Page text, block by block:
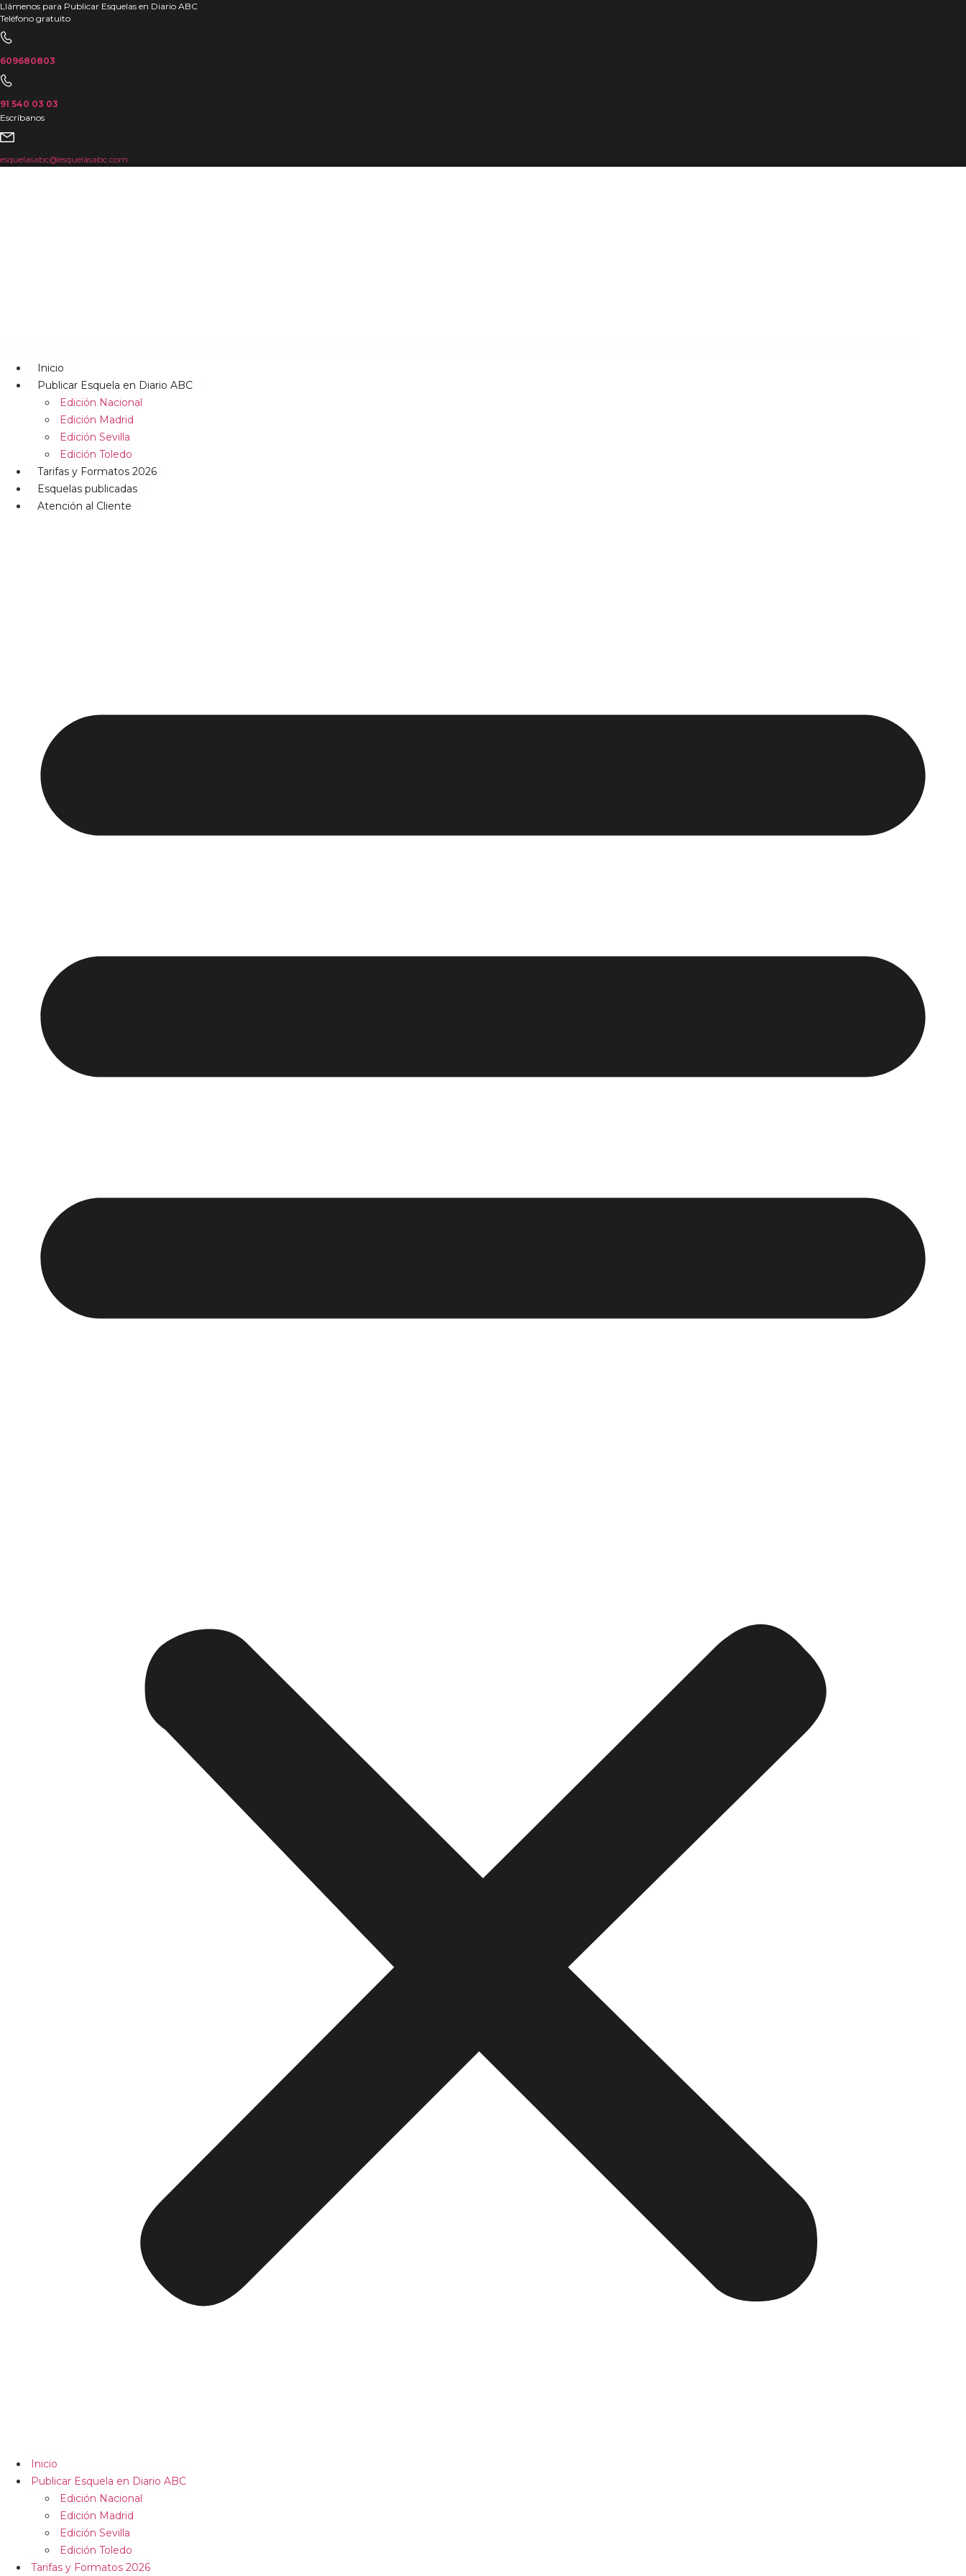
Ir
al
contenido
Llámenos para Publicar Esquelas en Diario ABC
Teléfono gratuito
609680803
91 540 03 03
Escríbanos
esquelasabc@esquelasabc.com
Inicio
Publicar Esquela en Diario ABC
Edición Nacional
Edición Madrid
Edición Sevilla
Edición Toledo
Tarifas y Formatos 2026
Esquelas publicadas
Atención al Cliente
Inicio
Publicar Esquela en Diario ABC
Edición Nacional
Edición Madrid
Edición Sevilla
Edición Toledo
Tarifas y Formatos 2026